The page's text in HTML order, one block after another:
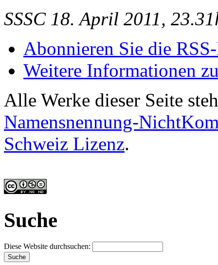
SSSC 18. April 2011,
Abonnieren Sie die
Weitere Informationen
Alle Werke dieser Seite
Namensnennung-
Schweiz Lizenz.
Suche
Diese Website durchsuchen: